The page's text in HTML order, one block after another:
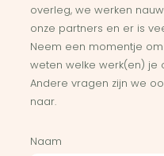
overleg, we werken
onze partners en er is
Neem een momentje
weten welke werk(en) je
Andere vragen zijn we
naar.
Naam